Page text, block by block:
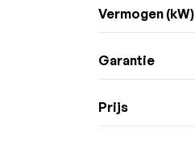
Vermogen (kW)
Garantie
Prijs